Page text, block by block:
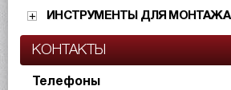
ИНСТРУМЕНТЫ ДЛЯ МОНТАЖА
КОНТАКТЫ
Телефоны